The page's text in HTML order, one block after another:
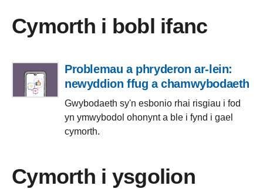
Cymorth i bobl ifanc
Problemau a phryderon ar-lein:
newyddion ffug a chamwybodaeth
Gwybodaeth sy'n esbonio rhai risgiau i fod
yn ymwybodol ohonynt a ble i fynd i gael
cymorth.
Cymorth i ysgolion